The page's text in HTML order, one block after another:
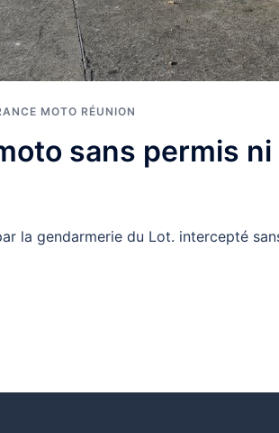
MOTO RÉUNION
sans permis
la gendarmerie du Lot. intercepté